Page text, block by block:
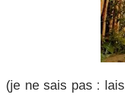
(je ne sais pas :